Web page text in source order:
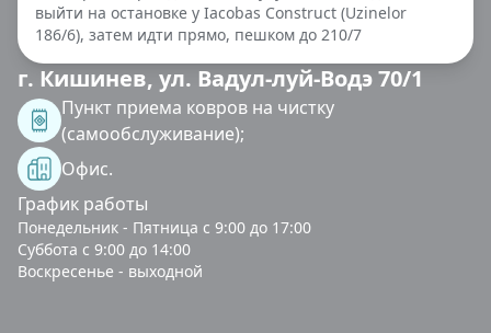
выйти на остановке у Iacobas Construct (Uzinelor
186/6), затем идти прямо, пешком до 210/7
г. Кишинев, ул. Вадул-луй-Водэ 70/1
Пункт приема ковров на чистку
(самообслуживание);
Офис.
График работы
Понедельник - Пятница с 9:00 до 17:00
Суббота с 9:00 до 14:00
Воскресенье - выходной